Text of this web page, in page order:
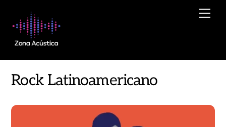
content
Rock Latinoamericano